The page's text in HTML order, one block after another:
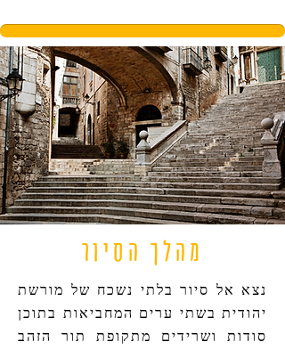
מהלך הסיור
נצא אל סיור בלתי נשכח של מורשת
יהודית בשתי ערים המחביאות בתוכן
סודות ושרידים מתקופת תור הזהב